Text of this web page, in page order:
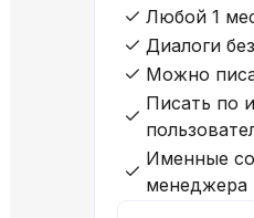
Любой 1
Диалоги
Можно
Писать по
Именные
менеджера